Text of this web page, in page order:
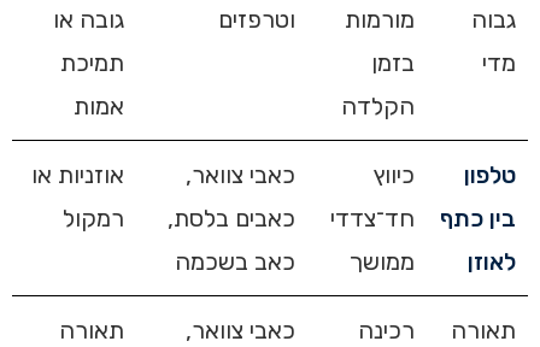
גבוה
מדי
מורמות
בזמן
הקלדה
וטרפזים
גובה או
תמיכת
אמות
טלפון
בין כתף
לאוזן
כיווץ
חד־צדדי
ממושך
כאבי צוואר,
כאבים בלסת,
כאב בשכמה
אוזניות או
רמקול
תאורה
רכינה
כאבי צוואר,
תאורה